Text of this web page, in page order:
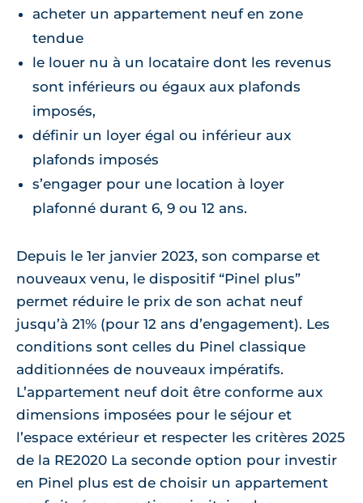
acheter un appartement neuf en zone
tendue
le louer nu à un locataire dont les revenus
sont inférieurs ou égaux aux plafonds
imposés,
définir un loyer égal ou inférieur aux
plafonds imposés
s’engager pour une location à loyer
plafonné durant 6, 9 ou 12 ans.
Depuis le 1er janvier 2023, son comparse et
nouveaux venu, le dispositif “Pinel plus”
permet réduire le prix de son achat neuf
jusqu’à 21% (pour 12 ans d’engagement). Les
conditions sont celles du Pinel classique
additionnées de nouveaux impératifs.
L’appartement neuf doit être conforme aux
dimensions imposées pour le séjour et
l’espace extérieur et respecter les critères 2025
de la RE2020 La seconde option pour investir
en Pinel plus est de choisir un appartement